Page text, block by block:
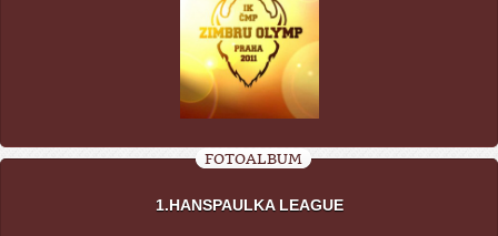
FOTOALBUM
1.HANSPAULKA LEAGUE